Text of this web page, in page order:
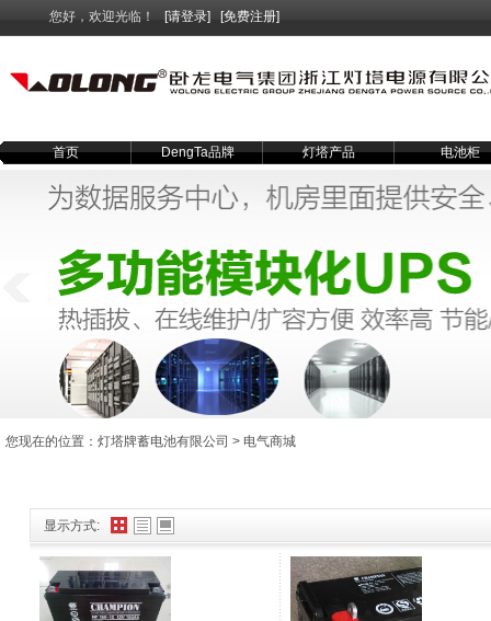
首页 DengTa品牌 灯塔产品 电池柜
您好，欢迎光临！ [请登录] [免费注册]
显示方式:
您现在的位置： 灯塔牌蓄电池有限公司 > 电气商城